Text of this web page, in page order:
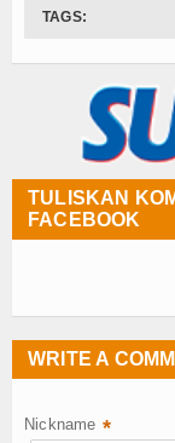
TAGS:
TULISKAN
FACEBOOK
WRITE A
Nickname *